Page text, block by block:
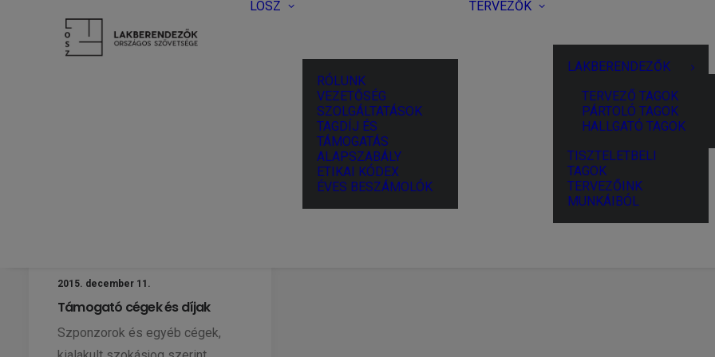
LOSZ
RÓLUNK
VEZETŐSÉG
SZOLGÁLTATÁSOK
TAGDÍJ ÉS
TÁMOGATÁS
ALAPSZABÁLY
ETIKAI KÓDEX
ÉVES BESZÁMOLÓK
TERVEZŐK
LAKBERENDEZŐK
TERVEZŐ TAGOK
PÁRTOLÓ TAGOK
HALLGATÓ TAGOK
TISZTELETBELI
TAGOK
TERVEZŐINK
MUNKÁIBÓL
2015. december 11.
Támogató cégek és díjak
Szponzorok és egyéb cégek,